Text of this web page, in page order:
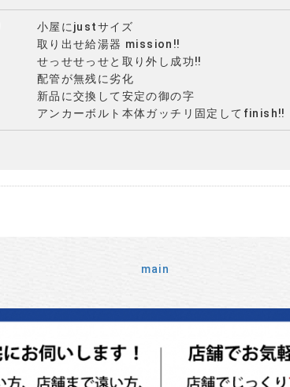
小屋にjustサイズ
取り出せ給湯器 mission‼️
せっせせっせと取り外し成功‼️
配管が無残に劣化
新品に交換して安定の御の字
アンカーボルト本体ガッチリ固定してfinish‼️
main